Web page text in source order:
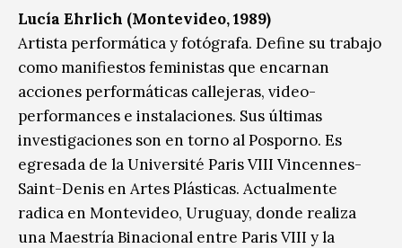
Lucía Ehrlich (Montevideo, 1989)
Artista performática y fotógrafa. Define su trabajo
como manifiestos feministas que encarnan
acciones performáticas callejeras, video-
performances e instalaciones. Sus últimas
investigaciones son en torno al Posporno. Es
egresada de la Université Paris VIII Vincennes-
Saint-Denis en Artes Plásticas. Actualmente
radica en Montevideo, Uruguay, donde realiza
una Maestría Binacional entre Paris VIII y la